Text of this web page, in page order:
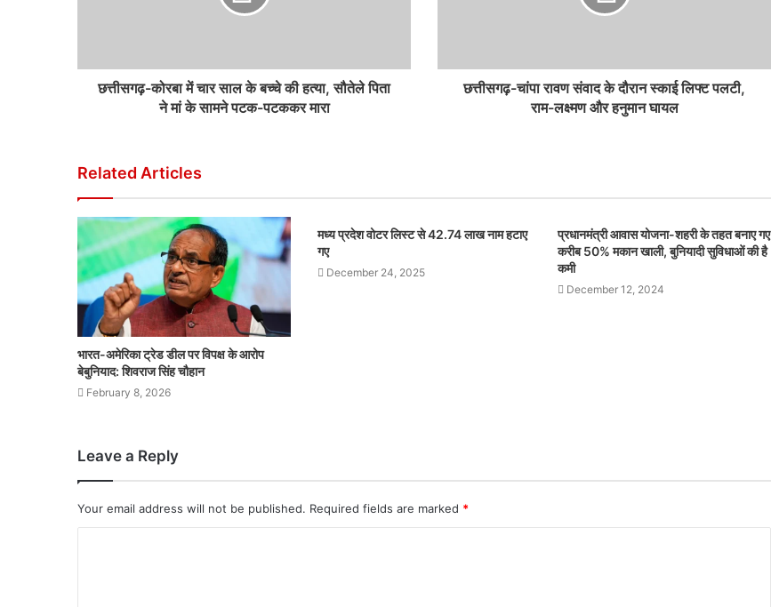
छत्तीसगढ़-कोरबा में चार साल के बच्चे की हत्या, सौतेले पिता
ने मां के सामने पटक-पटककर मारा
छत्तीसगढ़-चांपा रावण संवाद के दौरान स्काई लिफ्ट पलटी,
राम-लक्ष्मण और हनुमान घायल
Related Articles
भारत-अमेरिका ट्रेड डील पर विपक्ष के आरोप
बेबुनियाद: शिवराज सिंह चौहान
February 8, 2026
मध्य प्रदेश वोटर लिस्ट से 42.74 लाख नाम हटाए
गए
December 24, 2025
प्रधानमंत्री आवास योजना-शहरी के तहत बनाए गए
करीब 50% मकान खाली, बुनियादी सुविधाओं की है
कमी
December 12, 2024
Leave a Reply
Your email address will not be published. Required fields are marked *